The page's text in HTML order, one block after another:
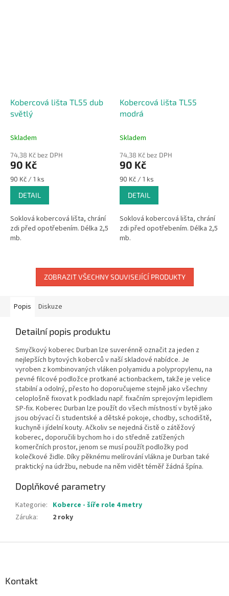
Kobercová lišta TL55 dub
světlý
Skladem
74,38 Kč bez DPH
90 Kč
Měrná
cena:
90 Kč / 1 ks
DETAIL
Soklová kobercová lišta, chrání
zdi před opotřebením. Délka 2,5
mb.
Kobercová lišta TL55
modrá
Skladem
74,38 Kč bez DPH
90 Kč
Měrná
cena:
90 Kč / 1 ks
DETAIL
Soklová kobercová lišta, chrání
zdi před opotřebením. Délka 2,5
mb.
ZOBRAZIT VŠECHNY SOUVISEJÍCÍ PRODUKTY
Popis Diskuze
Detailní popis produktu
Smyčkový koberec Durban lze suverénně označit za jeden z
nejlepších bytových koberců v naší skladové nabídce. Je
vyroben z kombinovaných vláken polyamidu a polypropylenu, na
pevné filcové podložce protkané actionbackem, takže je velice
stabilní a odolný, přesto ho doporučujeme stejně jako všechny
celoplošně fixovat k podkladu např. fixačním sprejovým lepidlem
SP-fix. Koberec Durban lze použít do všech místností v bytě jako
jsou obývací či studentské a dětské pokoje, chodby, schodiště,
kuchyně i jídelní kouty. Ačkoliv se nejedná čistě o zátěžový
koberec, doporučili bychom ho i do středně zatížených
komerčních prostor, jenom se musí použít podložky pod
kolečkové židle. Díky pěknému melírování vlákna je Durban také
praktický na údržbu, nebude na něm vidět téměř žádná špína.
Doplňkové parametry
Kategorie: Koberce - šíře role 4 metry
Záruka: 2 roky
Kontakt